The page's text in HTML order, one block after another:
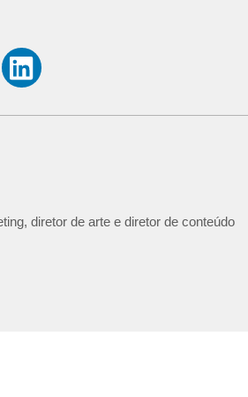
diretor de arte e diretor de conteúdo